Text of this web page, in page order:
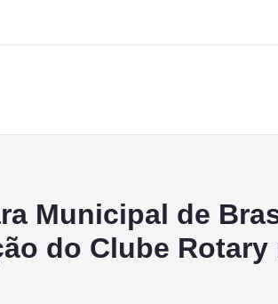
Municipal de
do Clube Rotary